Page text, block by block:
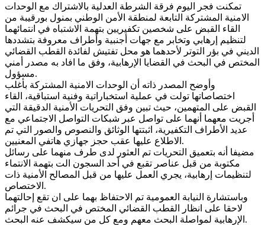
تمكنت فجر اليوم فرقة الشرطة العدلية بالاشتراك مع الوحدات
الامنية المشتركة التابعة لمنطقة الأمن الوطني بمنول بورقيبة من
القاء القبض على شخصين تكفيريين بتهمة الاشتباه في انتمائهما
لتنظيم إرهابي وتخابر مع جهات أجنبية وأطراف معروفة بتشددها
الديني في بؤر التوتر لأحدهما هو محل تفتيش لفائدة القطب القضائي
المختص في البحث في القضايا الإرهابية، وفق ما افاد به مصدر أمني
مسؤول.
وأوضح المصدر ذاته أن الوحدات الامنية المشتركة بأغلب
اختصاصاتها تولت في عملية استخباراتية وفنية استباقية، القاء
القبض على المتهمين، حيث تبين وفق التحريات الأمنية الدقيقة التي
أجريت معهما أنهما على تواصل عبر شبكات التواصل الاجتماعي مع
عديد الأطراف التكفيرية، اثبتتها الوثائق والنصوص والصور التي تم
الاطلاع عليها عقب حجز جهازي هاتفي المعنيين.
مضيفا أنه بتعميق التحريات تم العثور لدى طرف منهما على رسائل
مكتوبة من قبل عناصر تقبع في أحد السجون الت بتهمة الانتماء
لتنظيمات إرهابية، يجري العمل عليها من قبل المصالح الأمنية ذات
الاختصاص.
وباستشارة النيابة العمومية تم الاحتفاظ بهما على ان تقع إحالتهما
لاحقا على انظار القطب القضائي المختص في البحث في جرائم
الإرهابية لمواصلة البحث معهم ومع كل من سيكشف عنه البحث.